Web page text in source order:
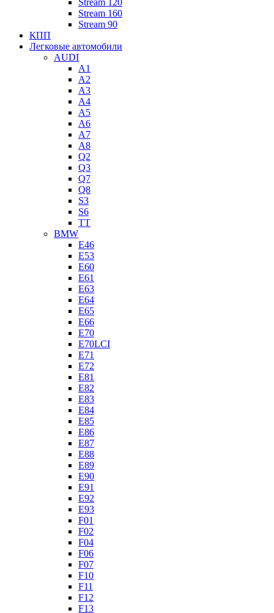
Stream 120
Stream 160
Stream 90
КПП
Легковые автомобили
AUDI
A1
A2
A3
A4
A5
A6
A7
A8
Q2
Q3
Q7
Q8
S3
S6
TT
BMW
E46
E53
E60
E61
E63
E64
E65
E66
E70
E70LCI
E71
E72
E81
E82
E83
E84
E85
E86
E87
E88
E89
E90
E91
E92
E93
F01
F02
F04
F06
F07
F10
F11
F12
F13